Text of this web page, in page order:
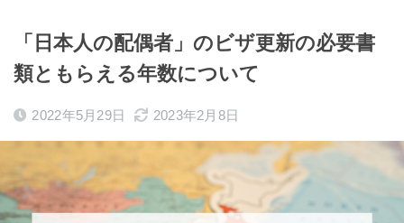
「日本人の配偶者」のビザ更新の必要書
類ともらえる年数について
2022年5月29日 2023年2月8日